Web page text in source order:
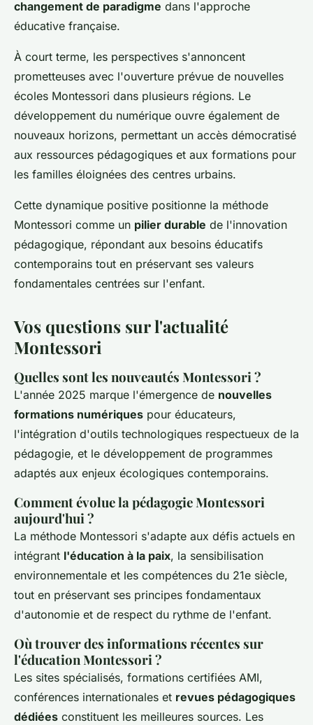
changement de paradigme dans l'approche
éducative française.
À court terme, les perspectives s'annoncent
prometteuses avec l'ouverture prévue de nouvelles
écoles Montessori dans plusieurs régions. Le
développement du numérique ouvre également de
nouveaux horizons, permettant un accès démocratisé
aux ressources pédagogiques et aux formations pour
les familles éloignées des centres urbains.
Cette dynamique positive positionne la méthode
Montessori comme un pilier durable de l'innovation
pédagogique, répondant aux besoins éducatifs
contemporains tout en préservant ses valeurs
fondamentales centrées sur l'enfant.
Vos questions sur l'actualité
Montessori
Quelles sont les nouveautés Montessori ?
L'année 2025 marque l'émergence de nouvelles
formations numériques pour éducateurs,
l'intégration d'outils technologiques respectueux de la
pédagogie, et le développement de programmes
adaptés aux enjeux écologiques contemporains.
Comment évolue la pédagogie Montessori
aujourd'hui ?
La méthode Montessori s'adapte aux défis actuels en
intégrant l'éducation à la paix, la sensibilisation
environnementale et les compétences du 21e siècle,
tout en préservant ses principes fondamentaux
d'autonomie et de respect du rythme de l'enfant.
Où trouver des informations récentes sur
l'éducation Montessori ?
Les sites spécialisés, formations certifiées AMI,
conférences internationales et revues pédagogiques
dédiées constituent les meilleures sources. Les